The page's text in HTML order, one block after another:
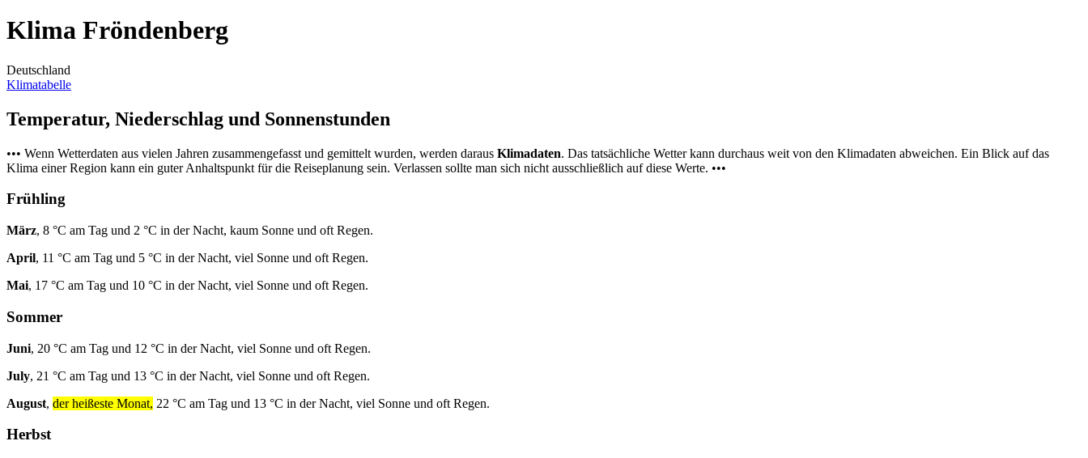
Klima Fröndenberg
Deutschland
Klimatabelle
Temperatur, Niederschlag und Sonnenstunden
••• Wenn Wetterdaten aus vielen Jahren zusammengefasst und gemittelt wurden, werden daraus Klimadaten. Das tatsächliche Wetter kann durchaus weit von den Klimadaten abweichen. Ein Blick auf das
Klima einer Region kann ein guter Anhaltspunkt für die Reiseplanung sein. Verlassen sollte man sich nicht ausschließlich auf diese Werte. •••
Frühling
März, 8 °C am Tag und 2 °C in der Nacht, kaum Sonne und oft Regen.
April, 11 °C am Tag und 5 °C in der Nacht, viel Sonne und oft Regen.
Mai, 17 °C am Tag und 10 °C in der Nacht, viel Sonne und oft Regen.
Sommer
Juni, 20 °C am Tag und 12 °C in der Nacht, viel Sonne und oft Regen.
July, 21 °C am Tag und 13 °C in der Nacht, viel Sonne und oft Regen.
August, der heißeste Monat, 22 °C am Tag und 13 °C in der Nacht, viel Sonne und oft Regen.
Herbst